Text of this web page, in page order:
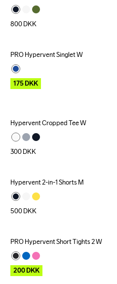
800DKK
Outlet
PRO Hypervent Singlet W
175DKK
Hypervent Cropped Tee W
300DKK
Hypervent 2-in-1 Shorts M
500DKK
Outlet
PRO Hypervent Short Tights 2 W
200DKK